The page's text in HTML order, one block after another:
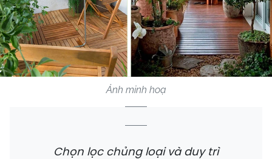
Ảnh minh hoạ
Chọn lọc chủng loại và duy trì